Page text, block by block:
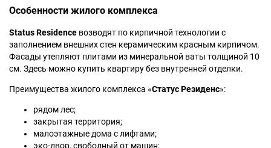
Особенности жилого комплекса
Status Residence возводят по кирпичной технологии с
заполнением внешних стен керамическим красным кирпичом.
Фасады утепляют плитами из минеральной ваты толщиной 10
см. Здесь можно купить квартиру без внутренней отделки.
Преимущества жилого комплекса «Статус Резиденс»:
рядом лес;
закрытая территория;
малоэтажные дома с лифтами;
эко-двор, свободный от машин;